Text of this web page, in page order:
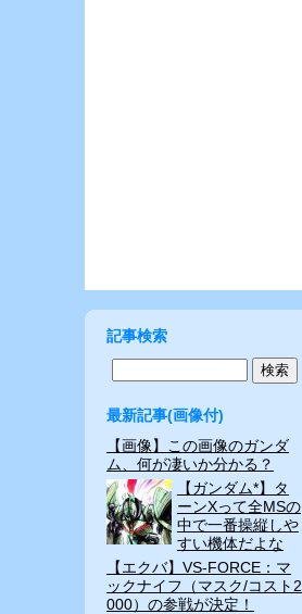
記事検索
最新記事(画像付)
【画像】この画像のガンダ
ム、何が凄いか分かる？
【ガンダム*】タ
ーンXって全MSの
中で一番操縦しや
すい機体だよな
【エクバ】VS-FORCE：マ
ックナイフ（マスク/コスト2
000）の参戦が決定！